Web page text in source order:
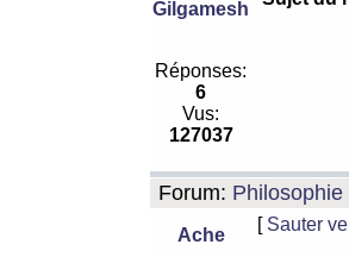
Gilgamesh
Réponses:
6
Vus:
127037
Forum: Philosophie
Ache
[ Sauter